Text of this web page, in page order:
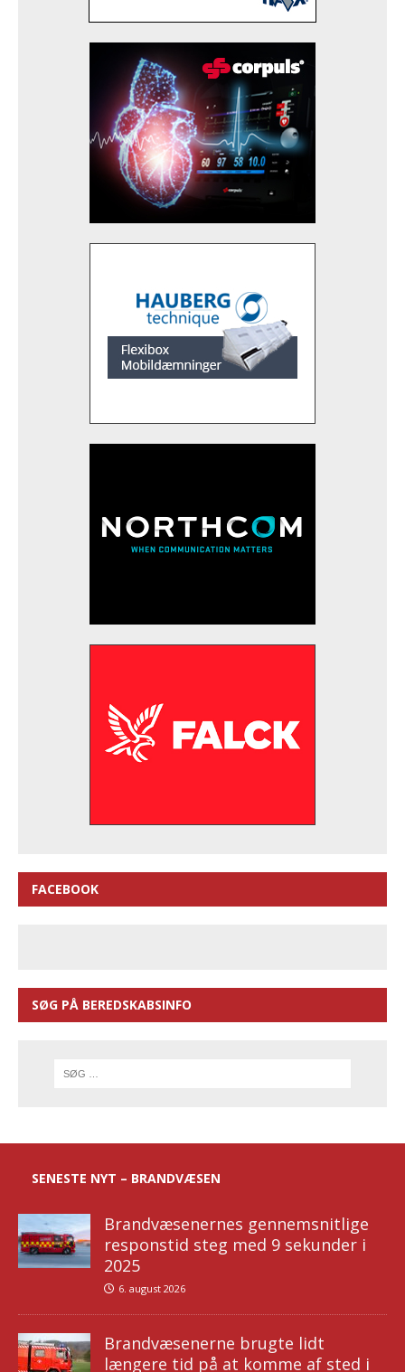
FACEBOOK
SØG PÅ BEREDSKABSINFO
SENESTE NYT – BRANDVÆSEN
Brandvæsenernes gennemsnitlige
responstid steg med 9 sekunder i
2025
6. august 2026
Brandvæsenerne brugte lidt
længere tid på at komme af sted i